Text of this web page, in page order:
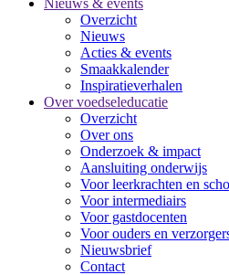
Nieuws & events
Overzicht
Nieuws
Acties & events
Smaakkalender
Inspiratieverhalen
Over voedseleducatie
Overzicht
Over ons
Onderzoek & impact
Aansluiting onderwijs
Voor leerkrachten en
Voor intermediairs
Voor gastdocenten
Voor ouders en
Nieuwsbrief
Contact